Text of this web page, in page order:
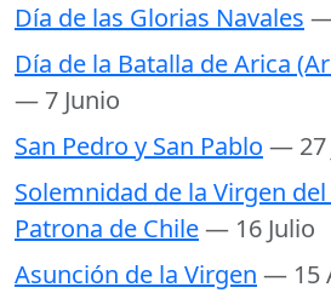
Día de las Glorias Navales —
Día de la Batalla de Arica
— 7 Junio
San Pedro y San Pablo — 27
Solemnidad de la Virgen
Patrona de Chile— 16 Julio
Asunción de la Virgen — 15